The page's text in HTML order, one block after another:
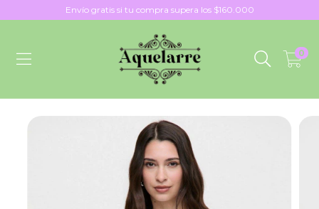
Envío gratis si tu compra supera los $160.000
0